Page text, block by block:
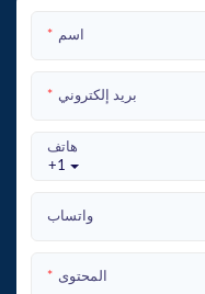
اسم
بريد إلكتروني
+1
هاتف
واتساب
المحتوى